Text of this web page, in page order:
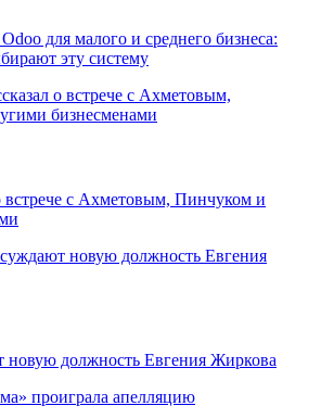
для малого и среднего бизнеса:
эту систему
встрече с Ахметовым, Пинчуком и
новую должность Евгения Жиркова